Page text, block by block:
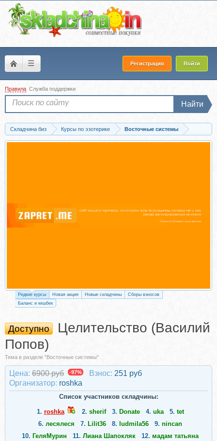
☰ Регистрация Войти
Правила Служба поддержки
Найти
Складчина биз Курсы по эзотерике
Восточные системы
Скачать Целительство (Василий Попов)
Редкие курсы Новая акция Новые складчины
Сборы взносов
Баланс и кешбек
Доступно
Целительство (Василий
Попов)
Тема в разделе "Восточные системы"
Цена: 6900 руб -97% Взнос: 251 руб
Организатор: roshka
Список участников складчины:
1. roshka 2. sherif 3. Donate 4. uka 5. tet
6. лесялеся 7. Lilit36 8. ludmila56 9. nincan
10. ГеляМурин 11. Лиана Шапокляк 12. мадам татьяна